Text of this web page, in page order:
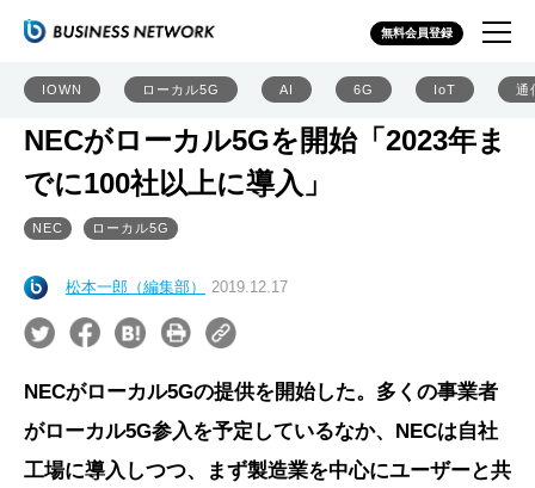
無料会員登録
IOWN ローカル5G AI 6G IoT 通
NECがローカル5Gを開始「2023年ま
でに100社以上に導入」
NEC ローカル5G
松本一郎（編集部） 2019.12.17
NECがローカル5Gの提供を開始した。多くの事業者
がローカル5G参入を予定しているなか、NECは自社
工場に導入しつつ、まず製造業を中心にユーザーと共